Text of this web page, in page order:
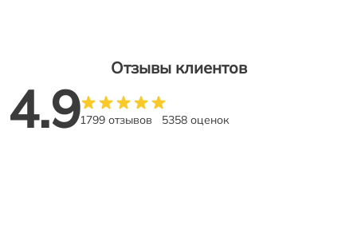
Отзывы клиентов
4.91799 отзывов 5358 оценок